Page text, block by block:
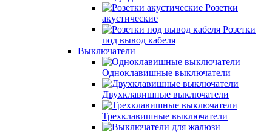
Розетки
акустические
Розетки
под вывод кабеля
Выключатели
Одноклавишные выключатели
Двухклавишные выключатели
Трехклавишные выключатели